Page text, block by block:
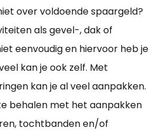
over voldoende spaargeld?
als gevel-, dak of
eenvoudig en hiervoor heb je
kan je ook zelf. Met
kan je al veel aanpakken.
behalen met het aanpakken
tochtbanden en/of